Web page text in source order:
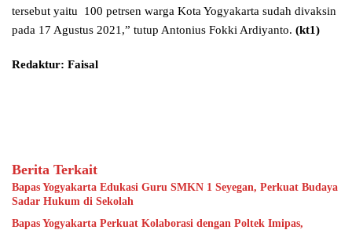
tersebut yaitu 100 petrsen warga Kota Yogyakarta sudah divaksin
pada 17 Agustus 2021,” tutup Antonius Fokki Ardiyanto. (kt1)
Redaktur: Faisal
Berita Terkait
Bapas Yogyakarta Edukasi Guru SMKN 1 Seyegan, Perkuat Budaya
Sadar Hukum di Sekolah
Bapas Yogyakarta Perkuat Kolaborasi dengan Poltek Imipas,